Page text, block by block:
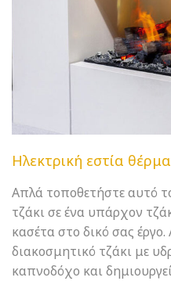
Ηλεκτρική εστία
Απλά τοποθετήστε αυτό
τζάκι σε ένα υπάρχον
κασέτα στο δικό σας έργο.
διακοσμητικό τζάκι με
καπνοδόχο και